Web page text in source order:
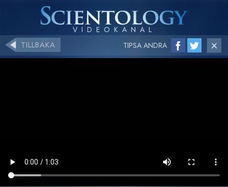
TILLBAKA TIPSA ANDRA